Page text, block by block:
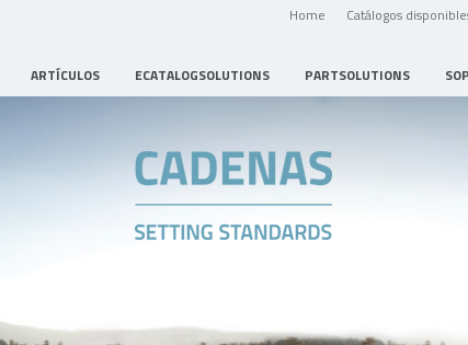
Home Catálogos
ARTÍCULOS ECATALOGSOLUTIONS PARTSOLUTIONS